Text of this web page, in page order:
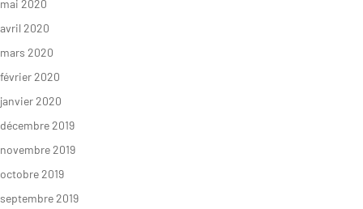
mai 2020
avril 2020
mars 2020
février 2020
janvier 2020
décembre 2019
novembre 2019
octobre 2019
septembre 2019